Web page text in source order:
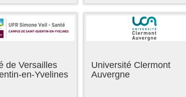
de Versailles
en-Yvelines
Université Clermont
Auvergne